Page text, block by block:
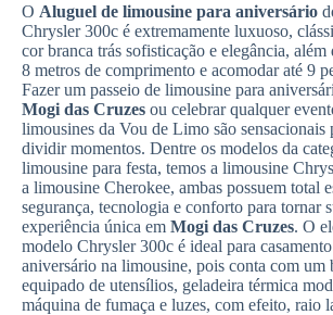
O Aluguel de limousine para aniversário
Chrysler 300c é extremamente luxuoso,
cor branca trás sofisticação e elegância, além
8 metros de comprimento e acomodar até 9
Fazer um passeio de limousine para
Mogi das Cruzes ou celebrar qualquer
limousines da Vou de Limo são sensacionais
dividir momentos. Dentre os modelos da
limousine para festa, temos a limousine
a limousine Cherokee, ambas possuem total
segurança, tecnologia e conforto para tornar
experiência única em Mogi das Cruzes. O
modelo Chrysler 300c é ideal para
aniversário na limousine, pois conta com um
equipado de utensílios, geladeira térmica
máquina de fumaça e luzes, com efeito, raio